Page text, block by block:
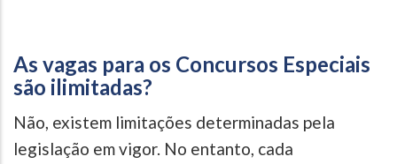
As vagas para os Concursos Especiais
são ilimitadas?
Não, existem limitações determinadas pela
legislação em vigor. No entanto, cada